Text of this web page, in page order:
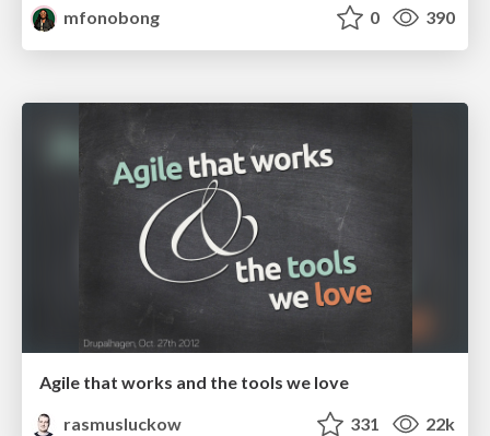
mfonobong 0 390
Agile that works and the tools we love
rasmusluckow
331 22k